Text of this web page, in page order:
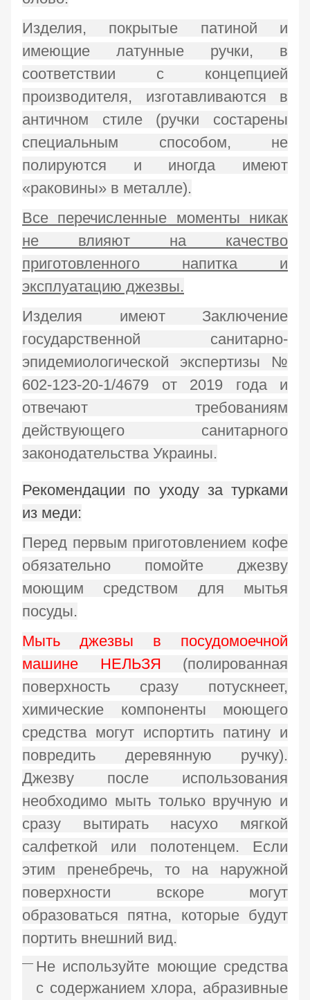
Изделия, покрытые патиной и
имеющие латунные ручки, в
соответствии с концепцией
производителя, изготавливаются в
античном стиле (ручки состарены
специальным способом, не
полируются и иногда имеют
«раковины» в металле).
Все перечисленные моменты никак
не влияют на качество
приготовленного напитка и
эксплуатацию джезвы.
Изделия имеют Заключение
государственной санитарно-
эпидемиологической экспертизы №
602-123-20-1/4679 от 2019 года и
отвечают требованиям
действующего санитарного
законодательства Украины.
Рекомендации по уходу за турками
из меди:
Перед первым приготовлением кофе
обязательно помойте джезву
моющим средством для мытья
посуды.
Мыть джезвы в посудомоечной
машине НЕЛЬЗЯ (полированная
поверхность сразу потускнеет,
химические компоненты моющего
средства могут испортить патину и
повредить деревянную ручку).
Джезву после использования
необходимо мыть только вручную и
сразу вытирать насухо мягкой
салфеткой или полотенцем. Если
этим пренебречь, то на наружной
поверхности вскоре могут
образоваться пятна, которые будут
портить внешний вид.
Не используйте моющие средства
с содержанием хлора, абразивные